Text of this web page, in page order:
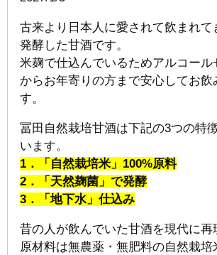
古来より日本人に愛されて飲まれて
発酵した甘酒です。
米麹で仕込んでいるためアルコール
からお年寄りの方まで安心してお
す。
冨田自然栽培甘酒は下記の3つの特
います。
1．「自然栽培米」100%原料
2．「天然麹菌」で発酵
3．「地下水」仕込み
昔の人が飲んでいた甘酒を現代に再
原材料は無農薬・無肥料の自然栽培